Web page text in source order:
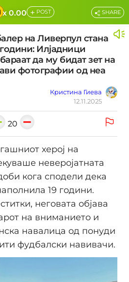
x 0.00 + POST
на Ливерпул стана
Илјадници
да му бидат зет на
фотографии од неа
Кристина Гиева
12.11.2025
SHARE
20
херој на
неверојатната
кога сподели дека
19 години.
неговата објава
на вниманието и
навалица од понуди
фудбалски навивачи.